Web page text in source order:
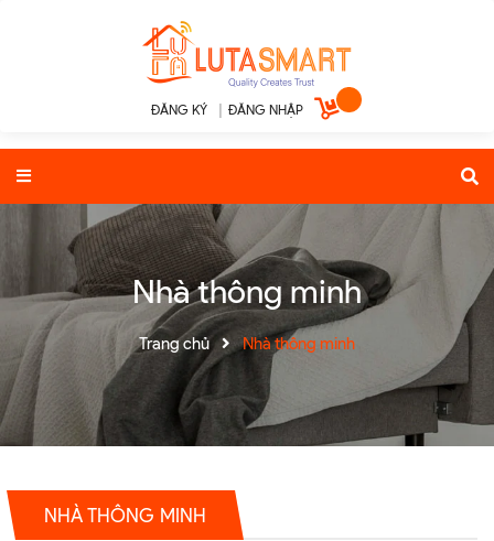
ĐĂNG KÝ ĐĂNG NHẬP
Nhà thông minh
Trang chủ Nhà thông minh
NHÀ THÔNG MINH